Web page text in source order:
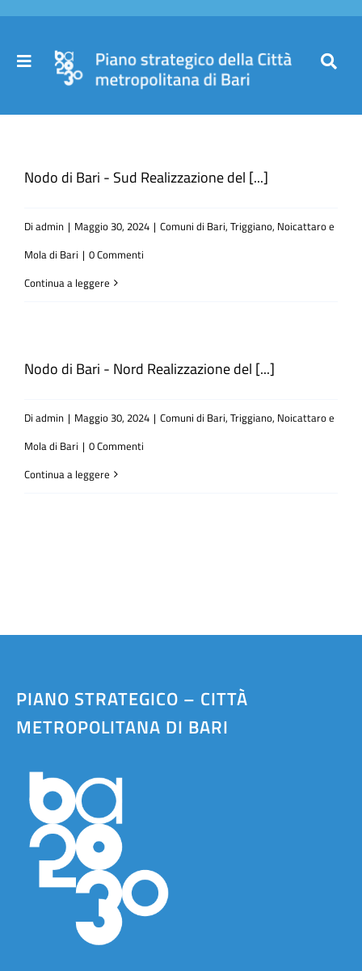
Salta
contenuto
Toggle
Nodo di Bari - Sud Realizzazione del [...]
Di admin | Maggio 30, 2024 | Comuni di Bari, Triggiano, Noicattaro e
Mola di Bari | 0 Commenti
Continua a leggere
Nodo di Bari - Nord Realizzazione del [...]
Di admin | Maggio 30, 2024 | Comuni di Bari, Triggiano, Noicattaro e
Mola di Bari | 0 Commenti
Continua a leggere
PIANO STRATEGICO – CITTÀ
METROPOLITANA DI BARI